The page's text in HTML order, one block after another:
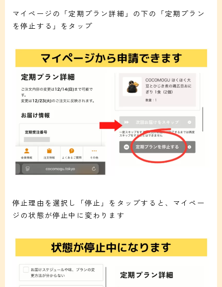
マイページの「定期プラン詳細」の下の「定期プラン
を停止する」をタップ
停止理由を選択し「停止」をタップすると、マイペー
ジの状態が停止中に変わります